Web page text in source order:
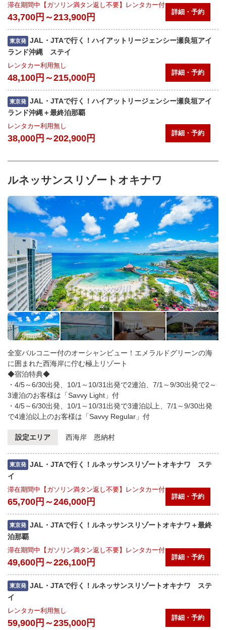
滞在期間中【ガソリン満タン返し不要】レンタカー付
43,700円～213,900円
詳細・予約
東京発 JAL・JTAで行く！ハイアットリージェンシー瀬良垣アイ
ランド沖縄 ステイ
レンタカー利用無し
48,100円～215,000円
詳細・予約
東京発 JAL・JTAで行く！ハイアットリージェンシー瀬良垣アイ
ランド沖縄＋最終泊那覇
レンタカー利用無し
38,000円～202,900円
詳細・予約
ルネッサンスリゾートオキナワ
全室バルコニー付のオーシャンビュー！エメラルドグリーンの海
に囲まれた西海岸に佇む極上リゾート
◆宿泊特典◆
・4/5～6/30出発、10/1～10/31出発で2連泊、7/1～9/30出発で2～
3連泊のお客様は「Savvy Light」付
・4/5～6/30出発、10/1～10/31出発で3連泊以上、7/1～9/30出発
で4連泊以上のお客様は「Savvy Regular」付
設定エリア 西海岸 恩納村
東京発 JAL・JTAで行く！ルネッサンスリゾートオキナワ ステ
イ
滞在期間中【ガソリン満タン返し不要】レンタカー付
65,700円～246,000円
詳細・予約
東京発 JAL・JTAで行く！ルネッサンスリゾートオキナワ＋最終
泊那覇
滞在期間中【ガソリン満タン返し不要】レンタカー付
49,600円～226,100円
詳細・予約
東京発 JAL・JTAで行く！ルネッサンスリゾートオキナワ ステ
イ
レンタカー利用無し
59,900円～235,000円
詳細・予約